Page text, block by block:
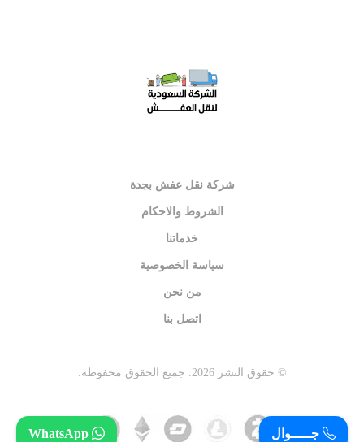
شركة نقل عفش بجدة
الشروط والاحكام
خدماتنا
سياسة الخصوصية
من نحن
اتصل بنا
© حقوق النشر 2026. جميع الحقوق محفوظة.
جـــــوال